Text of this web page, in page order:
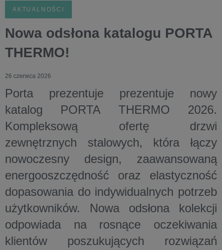
AKTUALNOŚCI
Nowa odsłona katalogu PORTA
THERMO!
26 czerwca 2026
Porta prezentuje prezentuje nowy
katalog PORTA THERMO 2026.
Kompleksową ofertę drzwi
zewnętrznych stalowych, która łączy
nowoczesny design, zaawansowaną
energooszczędność oraz elastyczność
dopasowania do indywidualnych potrzeb
użytkowników. Nowa odsłona kolekcji
odpowiada na rosnące oczekiwania
klientów poszukujących rozwiązań